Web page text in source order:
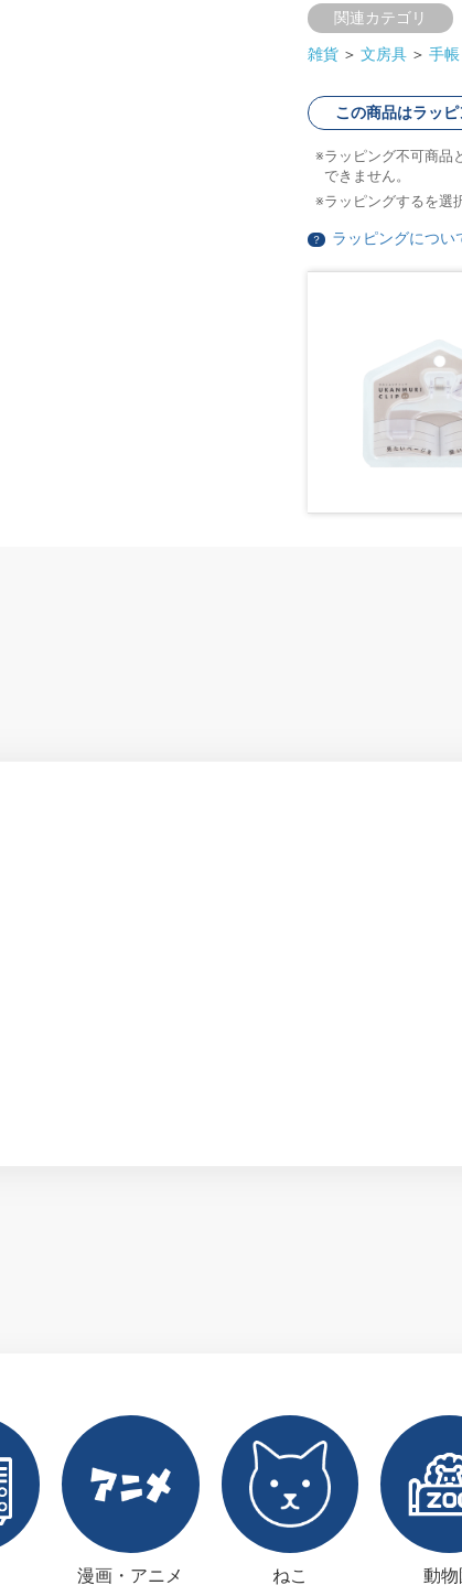
関連カテゴリ
雑貨 ＞ 文房具 ＞ 手帳
この商品はラッ
ラッピング不可商品
できません。
ラッピングするを選
？ ラッピングについ
漫画・アニメ ねこ 動物